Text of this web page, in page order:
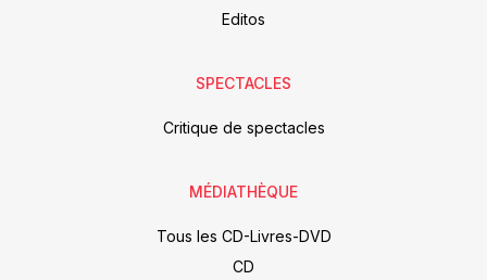
Editos
SPECTACLES
Critique de spectacles
MÉDIATHÈQUE
Tous les CD-Livres-DVD
CD